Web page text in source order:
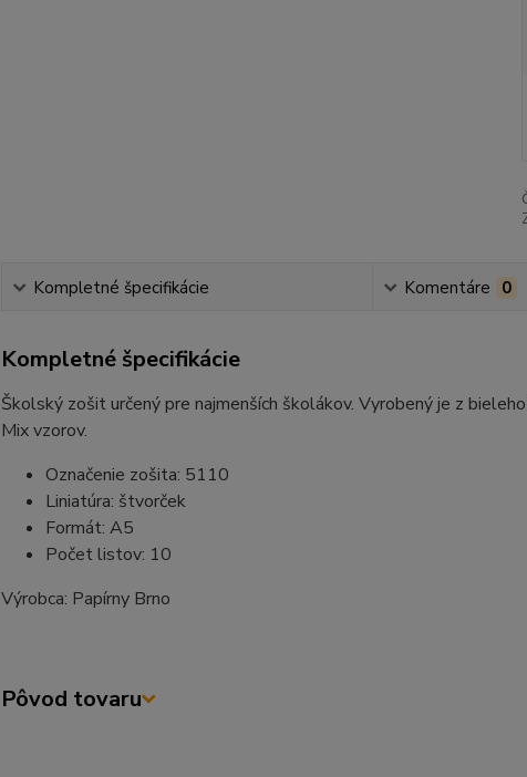
Kompletné špecifikácie Komentáre 0
Kompletné špecifikácie
Školský zošit určený pre najmenších školákov. Vyrobený je z
Mix vzorov.
Označenie zošita: 5110
Liniatúra: štvorček
Formát: A5
Počet listov: 10
Výrobca: Papírny Brno
Pôvod tovaru